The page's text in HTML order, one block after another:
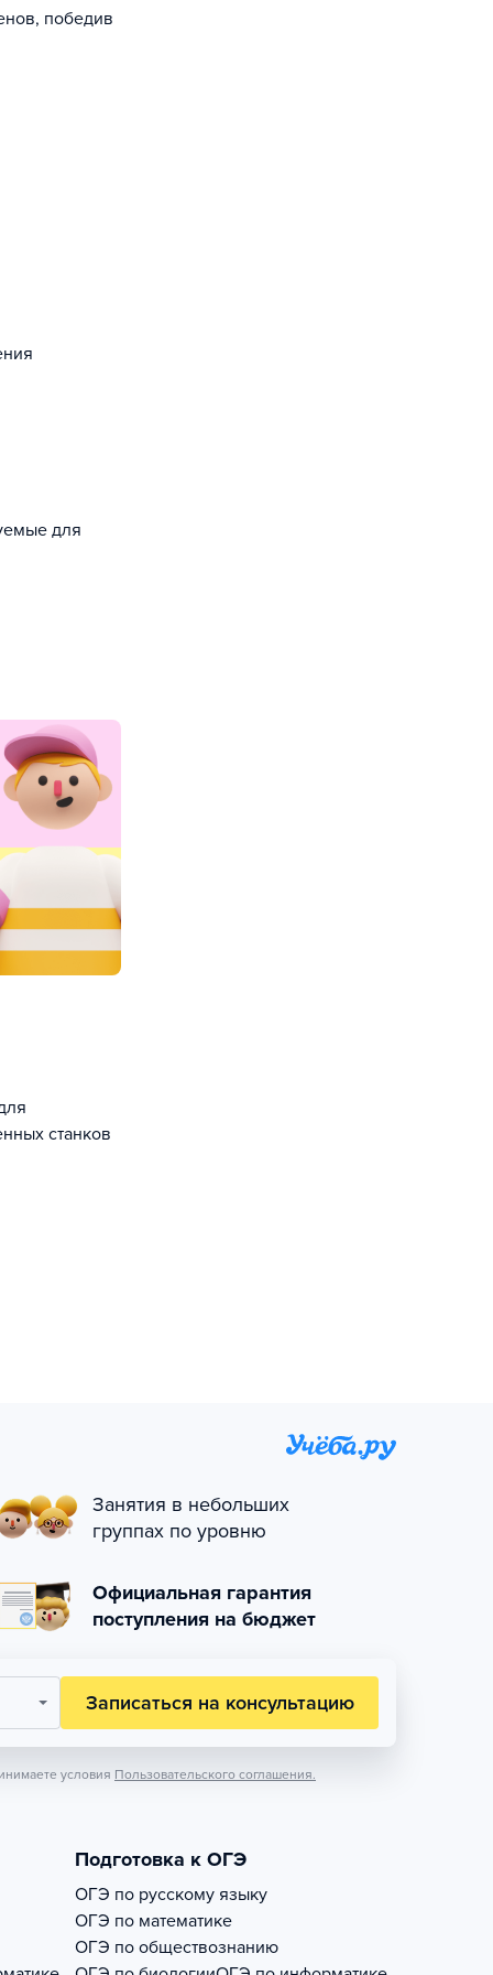
победив
для
станков
Занятия в небольших
группах по уровню
Официальная гарантия
поступления на бюджет
Записаться на консультацию
условия Пользовательского соглашения.
Подготовка к ОГЭ
ОГЭ по русскому языку
ОГЭ по математике
ОГЭ по обществознанию